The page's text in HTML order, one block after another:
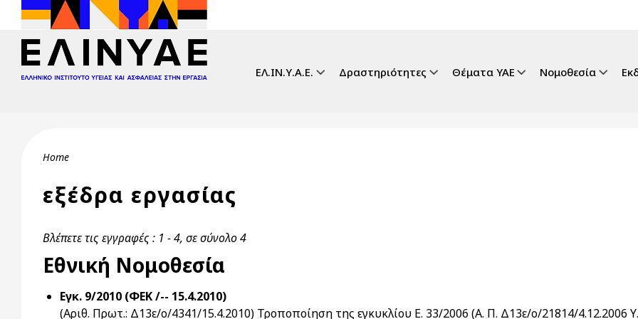
Skip to main content
ΕΛ.ΙΝ.Υ.Α.Ε. Δραστηριότητες Θέματα ΥΑΕ Νομοθεσία
Breadcrumb
Home
εξέδρα εργασίας
Βλέπετε τις εγγραφές : 1 - 4, σε σύνολο 4
Εθνική Νομοθεσία
Εγκ. 9/2010 (ΦΕΚ /-- 15.4.2010)
(Αριθ. Πρωτ.: Δ13ε/ο/4341/15.4.2010) Τροποποίηση της εγκυκλίου Ε. 33/2006 (Α. Π. Δ13ε/ο/21814/4.12.2006